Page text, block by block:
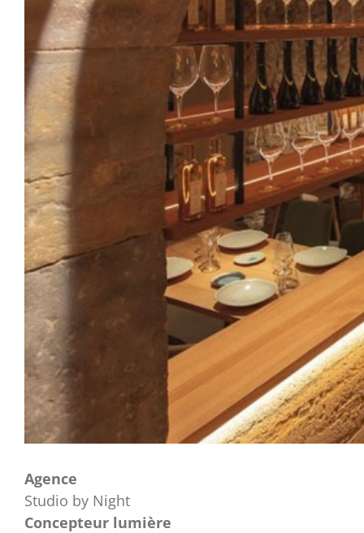
Agence
Studio by Night
Concepteur lumière